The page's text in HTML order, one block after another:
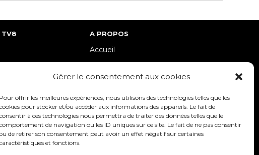
Gérer le consentement aux cookies
Pour offrir les meilleures expériences, nous utilisons des technologies telles que les
pour stocker et/ou accéder aux informations des appareils. Le fait de
à ces technologies nous permettra de traiter des données telles que le
de navigation ou les ID uniques sur ce site. Le fait de ne pas consentir
de retirer son consentement peut avoir un effet négatif sur certaines
et fonctions.
TV8
Moselle-Est
A PROPOS
Accueil
Mentions Légales / Crédits
Politique de cookies (UE)
Politique de confidentialité – RGPD